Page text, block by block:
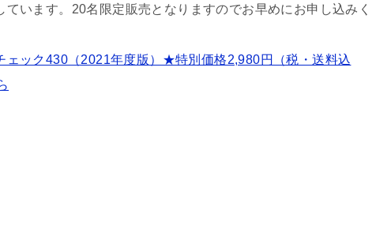
ています。20名限定販売となりますのでお早めにお申し込みく
ェック430（2021年度版）★特別価格2,980円（税・送料込